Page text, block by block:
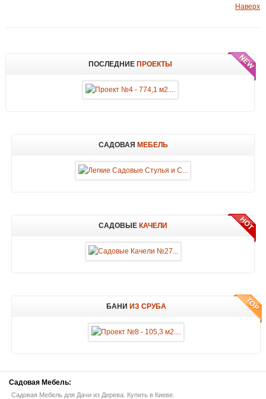
Наверх
ПОСЛЕДНИЕПРОЕКТЫ
САДОВАЯ МЕБЕЛЬ
САДОВЫЕ КАЧЕЛИ
БАНИ ИЗ СРУБА
Садовая Мебель:
Садовая Мебель для Дачи из Дерева. Купить в Киеве.